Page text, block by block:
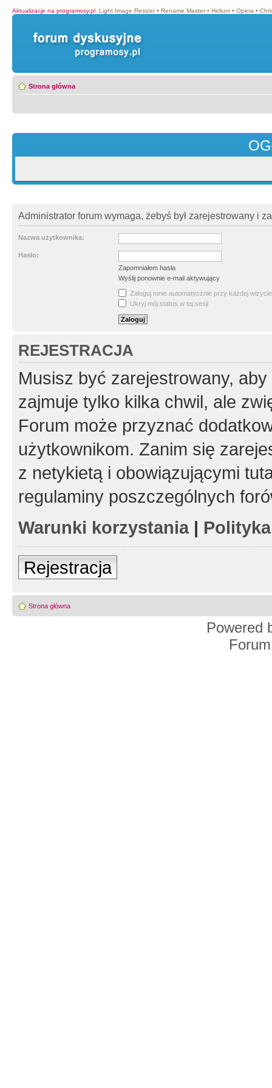
Aktualizacje na programosy.pl: Light Image Resizer • Rename Master • Helium • Opera •
Strona główna
Administrator forum wymaga, żebyś był zarejestrowany i
Nazwa użytkownika:
Hasło:
Zapomniałem hasła
Wyślij ponownie e-mail aktywujący
Zaloguj mnie automatycznie przy każdej wizycie
Ukryj mój status w tej sesji
REJESTRACJA
Musisz być zarejestrowany,
zajmuje tylko kilka chwil, ale
Forum może przyznać
użytkownikom. Zanim się
z netykietą i obowiązującymi
regulaminy poszczególnych
Warunki korzystania|
Rejestracja
Strona główna
Powered